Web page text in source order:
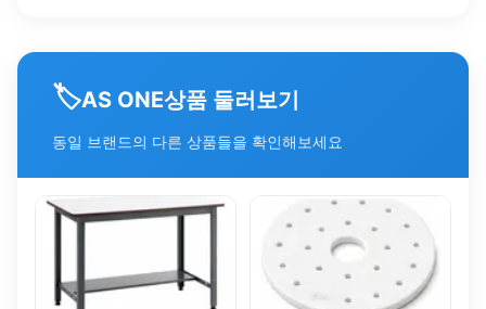
🏷️AS ONE상품 둘러보기
동일 브랜드의 다른 상품들을 확인해보세요